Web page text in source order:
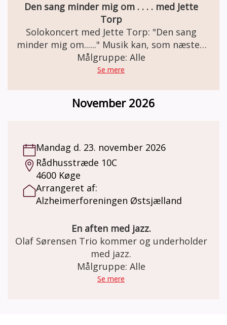
Den sang minder mig om . . . . med Jette
Torp
Solokoncert med Jette Torp: "Den sang
minder mig om......" Musik kan, som næsten
intet andet, bringe minder og følelser frem,
som vi for længst troede, vi havde glemt. En
sågar en duft! Koncerten er blevet til
Roskilde Oplysningsforbund.
Målgruppe: Alle
Se mere
November 2026
Mandag d. 23. november 2026
Rådhusstræde 10C
4600 Køge
Arrangeret af:
Alzheimerforeningen Østsjælland
En aften med jazz.
Olaf Sørensen Trio kommer og underholder
med jazz.
Målgruppe: Alle
Se mere